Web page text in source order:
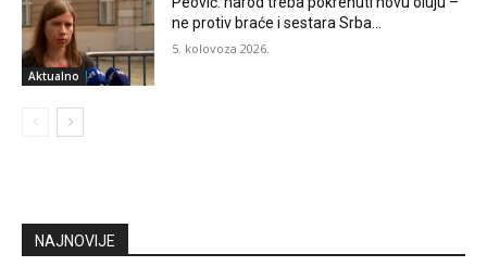
Aktualno
ne protiv braće i sestara Srba…
5. kolovoza 2026.
NAJNOVIJE